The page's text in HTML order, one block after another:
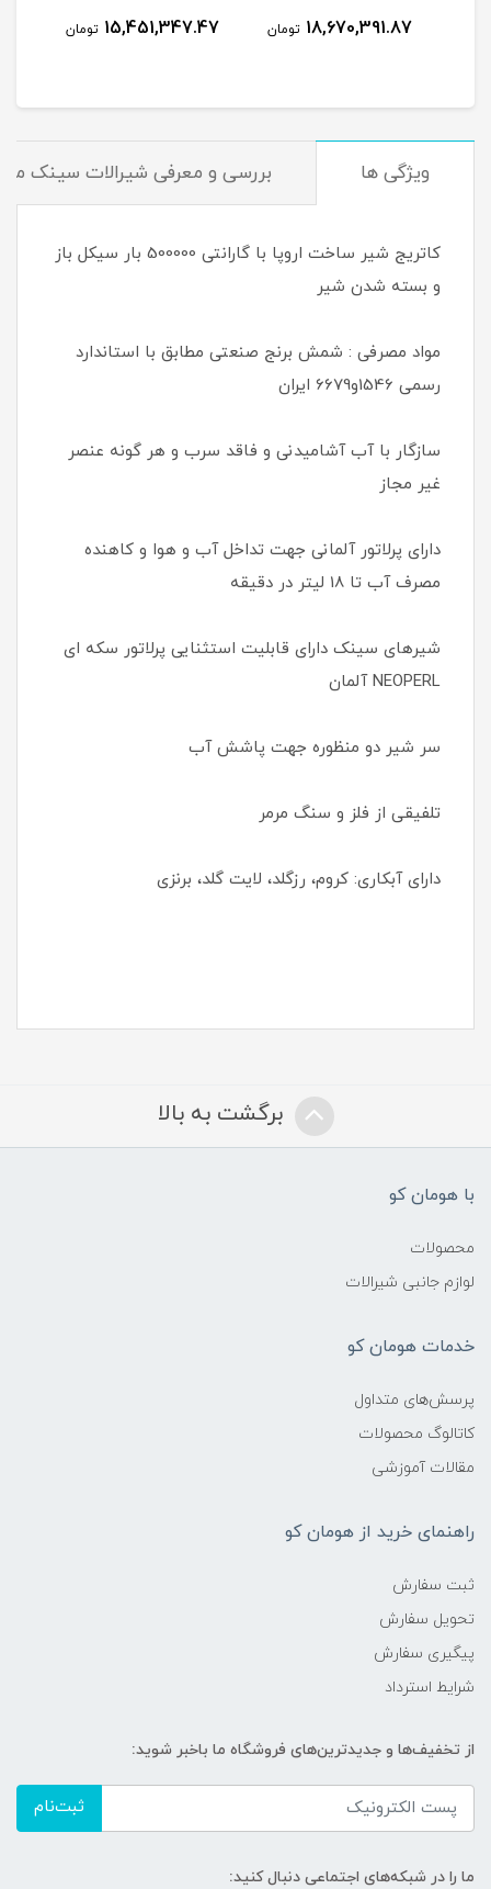
18,670,391.87 تومان 15,451,347.47 تومان
ویژگی ها بررسی و معرفی شیرالات سینک
کاتریج شیر ساخت اروپا با گارانتی 500000 بار سیکل باز
و بسته شدن شیر
مواد مصرفی : شمش برنج صنعتی مطابق با استاندارد
رسمی 1546و6679 ایران
سازگار با آب آشامیدنی و فاقد سرب و هر گونه عنصر
غیر مجاز
دارای پرلاتور آلمانی جهت تداخل آب و هوا و کاهنده
مصرف آب تا 18 لیتر در دقیقه
شیرهای سینک دارای قابلیت استثنایی پرلاتور سکه ای
NEOPERL آلمان
سر شیر دو منظوره جهت پاشش آب
تلفیقی از فلز و سنگ مرمر
دارای آبکاری: کروم، رزگلد، لایت گلد، برنزی
برگشت به بالا
با هومان کو
محصولات
لوازم جانبی شیرالات
خدمات هومان کو
پرسش‌های متداول
کاتالوگ محصولات
مقالات آموزشی
راهنمای خرید از هومان کو
ثبت سفارش
تحویل سفارش
پیگیری سفارش
شرایط استرداد
از تخفیف‌ها و جدیدترین‌های فروشگاه ما باخبر شوید:
ثبت‌نام
ما را در شبکه‌های اجتماعی دنبال کنید: